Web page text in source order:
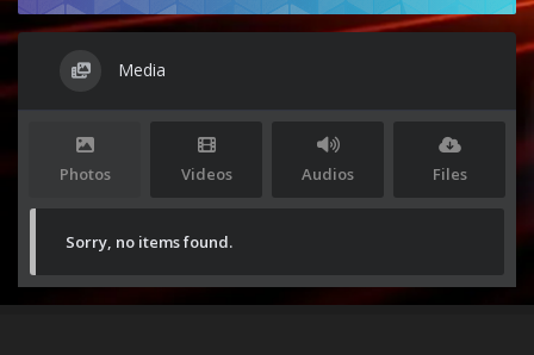
Media
Photos Videos Audios Files
Sorry, no items found.